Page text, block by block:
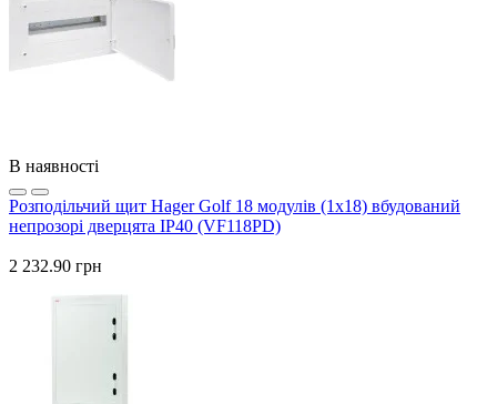
В наявності
Розподільчий щит Hager Golf 18 модулів (1x18) вбудований
непрозорі дверцята IP40 (VF118PD)
2 232.90 грн